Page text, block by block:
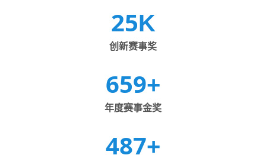
25K
创新赛事奖
659+
年度赛事金奖
487+